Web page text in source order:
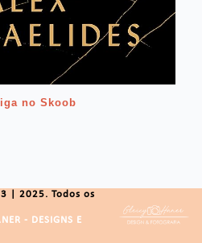
no Skoob
| 2025. Todos os
- DESIGNS E